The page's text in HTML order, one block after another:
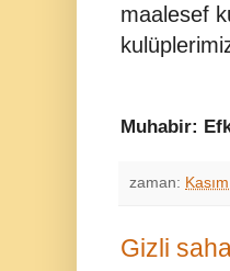
maalesef
Muhabir:
zaman:
Gizli